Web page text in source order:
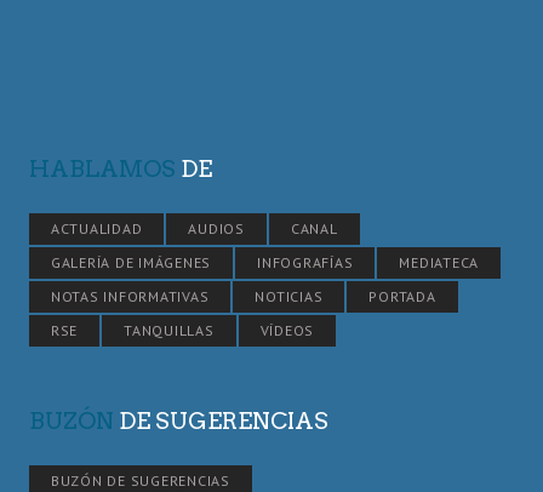
HABLAMOS DE
ACTUALIDAD AUDIOS
CANAL
GALERÍA DE IMÁGENES
INFOGRAFÍAS
MEDIATECA
NOTAS INFORMATIVAS
NOTICIAS
PORTADA
RSE
TANQUILLAS VÍDEOS
BUZÓN DE SUGERENCIAS
BUZÓN DE SUGERENCIAS